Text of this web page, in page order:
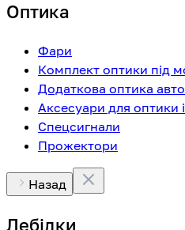
Оптика
Фари
Комплект оптики під
Додаткова оптика
Аксесуари для оптики
Спецсигнали
Прожектори
Назад
Лебідки